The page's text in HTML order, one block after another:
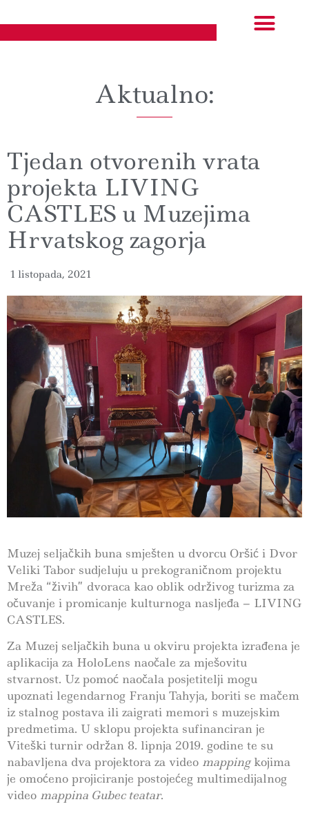
Aktualno:
Tjedan otvorenih vrata
projekta LIVING
CASTLES u Muzejima
Hrvatskog zagorja
1 listopada, 2021
Muzej seljačkih buna smješten u dvorcu Oršić i Dvor
Veliki Tabor sudjeluju u prekograničnom projektu
Mreža “živih” dvoraca kao oblik održivog turizma za
očuvanje i promicanje kulturnoga nasljeđa – LIVING
CASTLES.
Za Muzej seljačkih buna u okviru projekta izrađena je
aplikacija za HoloLens naočale za mješovitu
stvarnost. Uz pomoć naočala posjetitelji mogu
upoznati legendarnog Franju Tahyja, boriti se mačem
iz stalnog postava ili zaigrati memori s muzejskim
predmetima. U sklopu projekta sufinanciran je
Viteški turnir održan 8. lipnja 2019. godine te su
nabavljena dva projektora za video mappingkojima
je omoćeno projiciranje postojećeg multimedijalnog
video mappina Gubec teatar.